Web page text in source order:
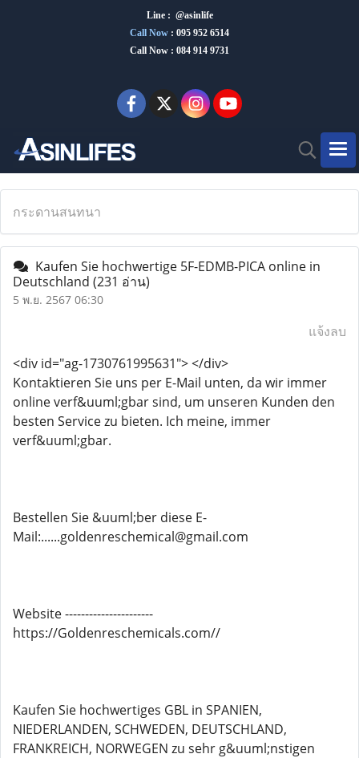
Line : @asinlife
Call Now : 095 952 6514
Call Now : 084 914 9731
กระดานสนทนา
Kaufen Sie hochwertige 5F-EDMB-PICA online in
Deutschland (231 อ่าน)
5 พ.ย. 2567 06:30
แจ้งลบ
<div id="ag-1730761995631"> </div>
Kontaktieren Sie uns per E-Mail unten, da wir immer
online verf&uuml;gbar sind, um unseren Kunden den
besten Service zu bieten. Ich meine, immer
verf&uuml;gbar.
Bestellen Sie &uuml;ber diese E-
Mail:......goldenreschemical@gmail.com
Website ----------------------
https://Goldenreschemicals.com//
Kaufen Sie hochwertiges GBL in SPANIEN,
NIEDERLANDEN, SCHWEDEN, DEUTSCHLAND,
FRANKREICH, NORWEGEN zu sehr g&uuml;nstigen